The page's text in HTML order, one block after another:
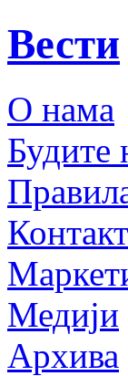
Вести
О нама
Будите
Контакт
Медији
Архива